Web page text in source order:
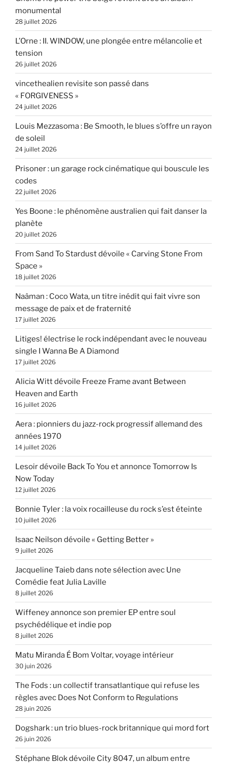
monumental
28 juillet 2026
L’Orne : II. WINDOW, une plongée entre mélancolie et
tension
26 juillet 2026
vincethealien revisite son passé dans
« FORGIVENESS »
24 juillet 2026
Louis Mezzasoma : Be Smooth, le blues s’offre un rayon
de soleil
24 juillet 2026
Prisoner : un garage rock cinématique qui bouscule les
codes
22 juillet 2026
Yes Boone : le phénomène australien qui fait danser la
planète
20 juillet 2026
From Sand To Stardust dévoile « Carving Stone From
Space »
18 juillet 2026
Naâman : Coco Wata, un titre inédit qui fait vivre son
message de paix et de fraternité
17 juillet 2026
Litiges! électrise le rock indépendant avec le nouveau
single I Wanna Be A Diamond
17 juillet 2026
Alicia Witt dévoile Freeze Frame avant Between
Heaven and Earth
16 juillet 2026
Aera : pionniers du jazz-rock progressif allemand des
années 1970
14 juillet 2026
Lesoir dévoile Back To You et annonce Tomorrow Is
Now Today
12 juillet 2026
Bonnie Tyler : la voix rocailleuse du rock s’est éteinte
10 juillet 2026
Isaac Neilson dévoile « Getting Better »
9 juillet 2026
Jacqueline Taieb dans note sélection avec Une
Comédie feat Julia Laville
8 juillet 2026
Wiffeney annonce son premier EP entre soul
psychédélique et indie pop
8 juillet 2026
Matu Miranda É Bom Voltar, voyage intérieur
30 juin 2026
The Fods : un collectif transatlantique qui refuse les
règles avec Does Not Conform to Regulations
28 juin 2026
Dogshark : un trio blues-rock britannique qui mord fort
26 juin 2026
Stéphane Blok dévoile City 8047, un album entre